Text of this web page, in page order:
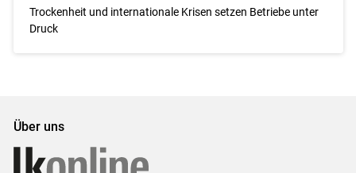
Trockenheit und internationale Krisen setzen Betriebe unter
Druck
Über uns